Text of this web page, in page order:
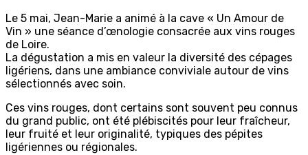
Le 5 mai, Jean-Marie a animé à la cave « Un Amour de
Vin » une séance d’œnologie consacrée aux vins rouges
de Loire.
La dégustation a mis en valeur la diversité des cépages
ligériens, dans une ambiance conviviale autour de vins
sélectionnés avec soin.
Ces vins rouges, dont certains sont souvent peu connus
du grand public, ont été plébiscités pour leur fraîcheur,
leur fruité et leur originalité, typiques des pépites
ligériennes ou régionales.